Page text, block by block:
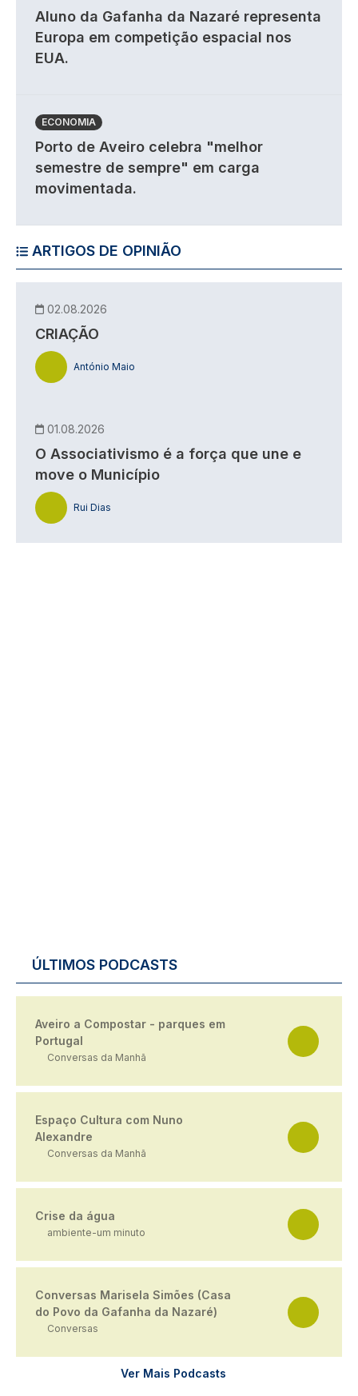
Aluno da Gafanha da Nazaré representa
Europa em competição espacial nos
EUA.
ECONOMIA
Porto de Aveiro celebra "melhor
semestre de sempre" em carga
movimentada.
ARTIGOS DE OPINIÃO
02.08.2026
CRIAÇÃO
António Maio
01.08.2026
O Associativismo é a força que une e
move o Município
Rui Dias
ÚLTIMOS PODCASTS
Aveiro a Compostar - parques em
Portugal
Conversas da Manhã
Espaço Cultura com Nuno
Alexandre
Conversas da Manhã
Crise da água
ambiente-um minuto
Conversas Marisela Simões (Casa
do Povo da Gafanha da Nazaré)
Conversas
Ver Mais Podcasts